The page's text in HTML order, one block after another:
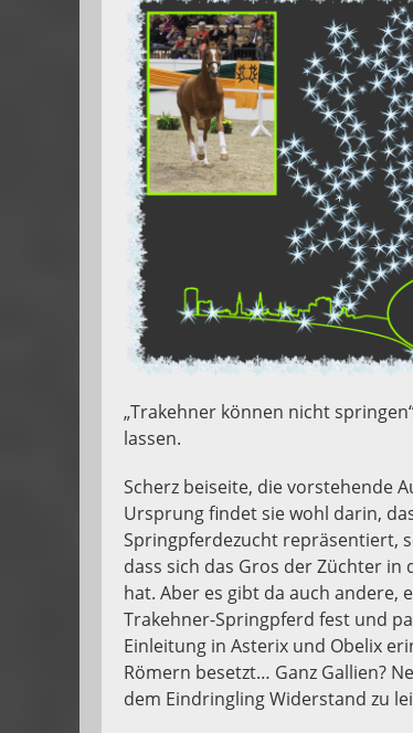
„Trakehner können nicht
lassen.
Scherz beiseite, die vorstehende
Ursprung findet sie wohl darin,
Springpferdezucht repräsentiert,
dass sich das Gros der Züchter in
hat. Aber es gibt da auch andere,
Trakehner-Springpferd fest und
Einleitung in Asterix und Obelix
Römern besetzt… Ganz Gallien?
dem Eindringling Widerstand zu